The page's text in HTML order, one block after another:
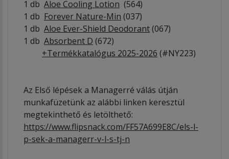
1 db Aloe Cooling Lotion (564)
1 db Forever Nature-Min (037)
1 db Aloe Ever-Shield Deodorant(067)
1 db Absorbent D (672)
+Termékkatalógus 2025-2026 (#NY223)
Az Első lépések a Managerré válás útján
munkafüzetünk az alábbi linken keresztül
megtekinthető és letölthető:
https://www.flipsnack.com/FF57A699E8C/els-l-
p-sek-a-managerr-v-l-s-tj-n